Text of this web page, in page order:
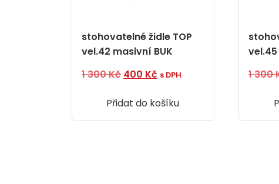
stohovatelné židle TOP
vel.42 masivní BUK
1 300Kč Původní
byla:
1
400 Kč Aktuální
je:
400 Kč.
s DPH
Přidat do košíku
1 300